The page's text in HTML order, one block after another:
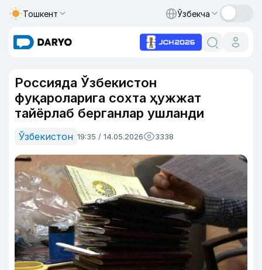
Тошкент Ўзбекча
Россияда Ўзбекистон
фуқароларига сохта ҳужжат
тайёрлаб берганлар ушланди
Ўзбекистон 19:35 / 14.05.2026 3338